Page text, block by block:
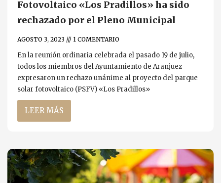
Fotovoltaico «Los Pradillos» ha sido
rechazado por el Pleno Municipal
AGOSTO 3, 2023 1 COMENTARIO
En la reunión ordinaria celebrada el pasado 19 de julio,
todos los miembros del Ayuntamiento de Aranjuez
expresaron un rechazo unánime al proyecto del parque
solar fotovoltaico (PSFV) «Los Pradillos»
LEER MÁS